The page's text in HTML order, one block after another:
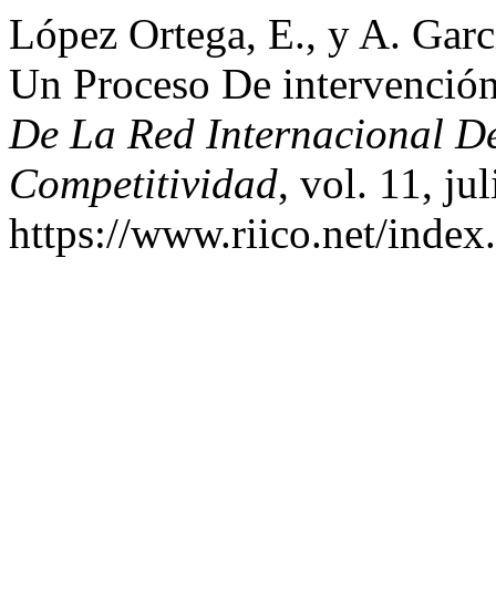
López Ortega, E., y A.
Un Proceso De
De La Red Internacional
Competitividad, vol. 11,
https://www.riico.net/